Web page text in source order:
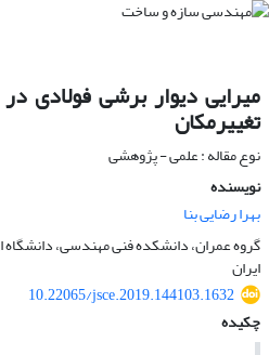
میرایی دیوار برشی فولادی
تغییرمکان
نوع مقاله : علمی - پژوهشی
نویسنده
بهرا رضایی بنا
گروه عمران، دانشکده فنی مهندسی، دانشگاه
ایران
10.22065/jsce.2019.144103.1632
چکیده